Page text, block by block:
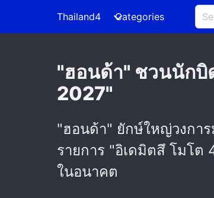
Thailand4 Categories
"ฮอนด้า" ชวนนักบิ
2027"
"ฮอนด้า" ยักษ์ใหญ่วงการ
รายการ "อิเดมิตสึ โมโต
ในอนาคต